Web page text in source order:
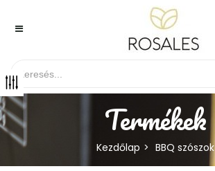
Termékek
Kezdőlap BBQ szószok